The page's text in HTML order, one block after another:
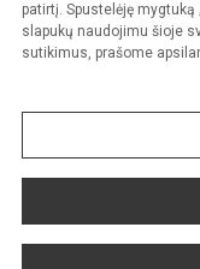
patirtį. Spustelėję
slapukų naudojimu šioje
sutikimus, prašome
Sumanus būdas